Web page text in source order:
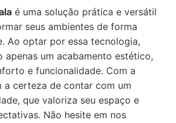
é uma solução prática e versátil
seus ambientes de forma
Ao optar por essa tecnologia,
apenas um acabamento estético,
e funcionalidade. Com a
a certeza de contar com um
que valoriza seu espaço e
Não hesite em nos